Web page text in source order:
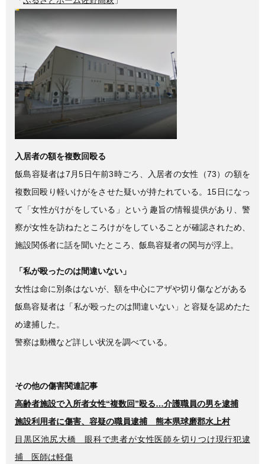
入居者の額を複数回殴る
飯島容疑者は7月5日午前3時ごろ、入居者の女性（73）の額を
複数回殴り軽いけがをさせた疑いが持たれている。15日になっ
て「女性がけがをしている」という趣旨の情報提供があり、警
察が女性を訪ねたところけがをしていることが確認されため、
施設関係者に話を聞いたところ、飯島容疑者の関与が浮上。
「私が殴ったのは間違いない」
女性は命に別条はないが、額を中心にアザや切り傷などがある
飯島容疑者は「私が殴ったのは間違いない」と容疑を認めたた
め逮捕した。
警察は動機など詳しい状況を調べている。
その他の傷害関連記事
高齢者施設で入所者女性“複数回”殴る…介護職員の男を逮捕
施設利用者に傷害、容疑の職員逮捕 熊本県球磨郡水上村
目黒区池尻大橋 眼科で患者が女性医師を切りつけ現行犯逮
捕 医師は軽傷